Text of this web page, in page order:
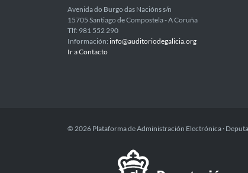
Avenida do Burgo das Nacións s/n
15705 Santiago de Compostela - A Coruña
Tlf: 981 552 290
Información: info@auditoriodegalicia.org
Ir a Contacto
© 2026 Plataforma de Administración Electrónica ·